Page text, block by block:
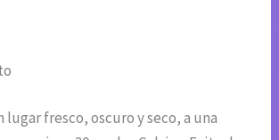
lugar fresco, oscuro y seco, a una